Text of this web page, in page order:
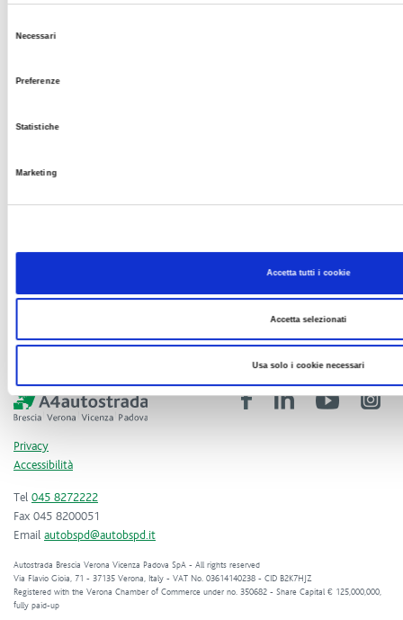
Necessari
Preferenze
Statistiche
Marketing
Accetta tutti i cookie
Accetta selezionati
Usa solo i cookie necessari
Privacy
Accessibilità
Tel 045 8272222
Fax 045 8200051
Email autobspd@autobspd.it
Autostrada Brescia Verona Vicenza Padova SpA - All rights reserved
Via Flavio Gioia, 71 - 37135 Verona, Italy - VAT No. 03614140238 - CID B2K7HJZ
Registered with the Verona Chamber of Commerce under no. 350682 - Share Capital € 125,000,000,
fully paid-up